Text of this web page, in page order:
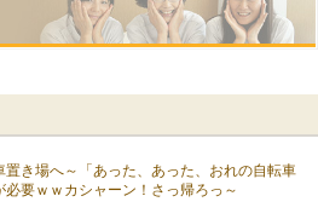
き場へ～「あった、あった、おれの自転車
要ｗｗカシャーン！さっ帰ろっ～